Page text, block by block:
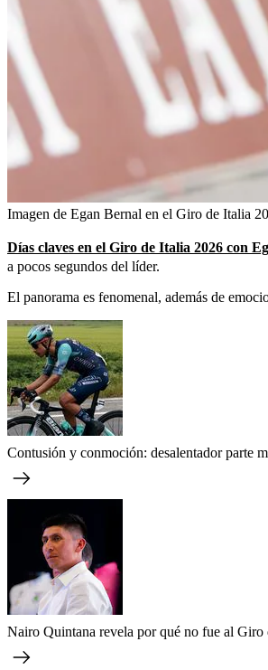
Imagen de Egan Bernal en el Giro de Italia
Días claves en el Giro de Italia 2026 con
a pocos segundos del líder.
El panorama es fenomenal, además de
Contusión y conmoción: desalentador parte
Nairo Quintana revela por qué no fue al